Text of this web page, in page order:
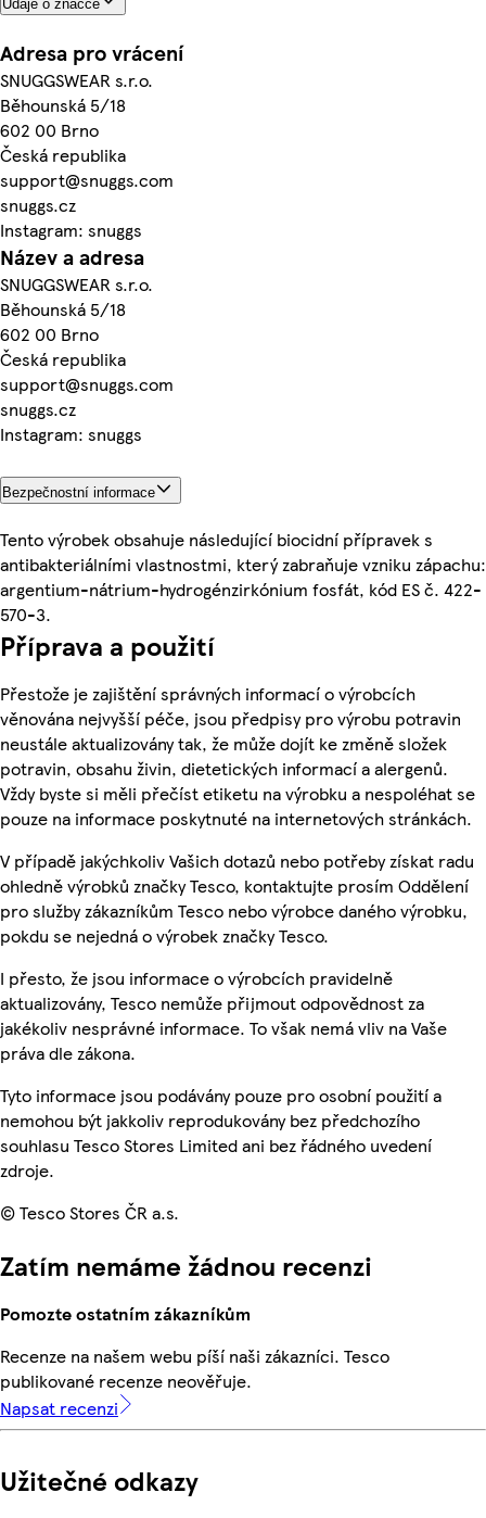
Údaje o značce
Adresa pro vrácení
SNUGGSWEAR s.r.o.
Běhounská 5/18
602 00 Brno
Česká republika
support@snuggs.com
snuggs.cz
Instagram: snuggs
Název a adresa
SNUGGSWEAR s.r.o.
Běhounská 5/18
602 00 Brno
Česká republika
support@snuggs.com
snuggs.cz
Instagram: snuggs
Bezpečnostní informace
Tento výrobek obsahuje následující biocidní přípravek s
antibakteriálními vlastnostmi, který zabraňuje vzniku zápachu:
argentium-nátrium-hydrogénzirkónium fosfát, kód ES č. 422-
570-3.
Příprava a použití
Přestože je zajištění správných informací o výrobcích
věnována nejvyšší péče, jsou předpisy pro výrobu potravin
neustále aktualizovány tak, že může dojít ke změně složek
potravin, obsahu živin, dietetických informací a alergenů.
Vždy byste si měli přečíst etiketu na výrobku a nespoléhat se
pouze na informace poskytnuté na internetových stránkách.
V případě jakýchkoliv Vašich dotazů nebo potřeby získat radu
ohledně výrobků značky Tesco, kontaktujte prosím Oddělení
pro služby zákazníkům Tesco nebo výrobce daného výrobku,
pokdu se nejedná o výrobek značky Tesco.
I přesto, že jsou informace o výrobcích pravidelně
aktualizovány, Tesco nemůže přijmout odpovědnost za
jakékoliv nesprávné informace. To však nemá vliv na Vaše
práva dle zákona.
Tyto informace jsou podávány pouze pro osobní použití a
nemohou být jakkoliv reprodukovány bez předchozího
souhlasu Tesco Stores Limited ani bez řádného uvedení
zdroje.
© Tesco Stores ČR a.s.
Zatím nemáme žádnou recenzi
Pomozte ostatním zákazníkům
Recenze na našem webu píší naši zákazníci. Tesco
publikované recenze neověřuje.
Napsat recenzi
Užitečné odkazy